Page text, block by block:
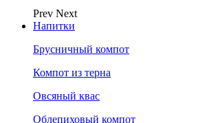
Prev Next
Напитки
Брусничный компот
Компот из терна
Овсяный квас
Облепиховый компот